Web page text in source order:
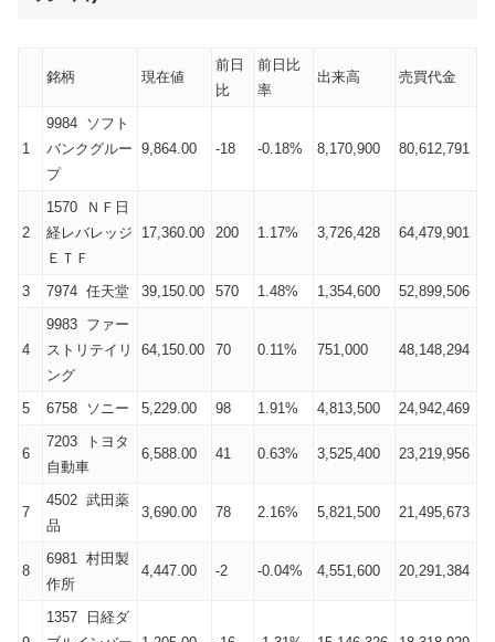
銘柄 現在値
前日
比
前日比
率
出来高 売買代金
1
9984 ソフト
バンクグルー
プ
9,864.00 -18 -0.18% 8,170,900 80,612,791
2
1570 ＮＦ日
経レバレッジ
ＥＴＦ
17,360.00 200 1.17% 3,726,428 64,479,901
3 7974 任天堂 39,150.00 570 1.48% 1,354,600 52,899,506
4
9983 ファー
ストリテイリ
ング
64,150.00 70 0.11% 751,000 48,148,294
5 6758 ソニー 5,229.00 98 1.91% 4,813,500 24,942,469
6
7203 トヨタ
自動車
6,588.00 41 0.63% 3,525,400 23,219,956
7
4502 武田薬
品
3,690.00 78 2.16% 5,821,500 21,495,673
8
6981 村田製
作所
4,447.00 -2 -0.04% 4,551,600 20,291,384
1357 日経ダ